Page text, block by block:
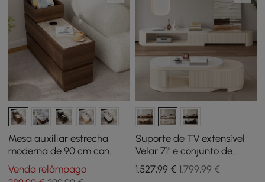
Mesa auxiliar estrecha
moderna de 90 cm con
tapa de piedra sinterizada,
USB y almacenamiento
Venda relâmpago
Suporte de TV extensível
Velar 71" e conjunto de
mesa de café
1.527,99€ 1.799,99 €